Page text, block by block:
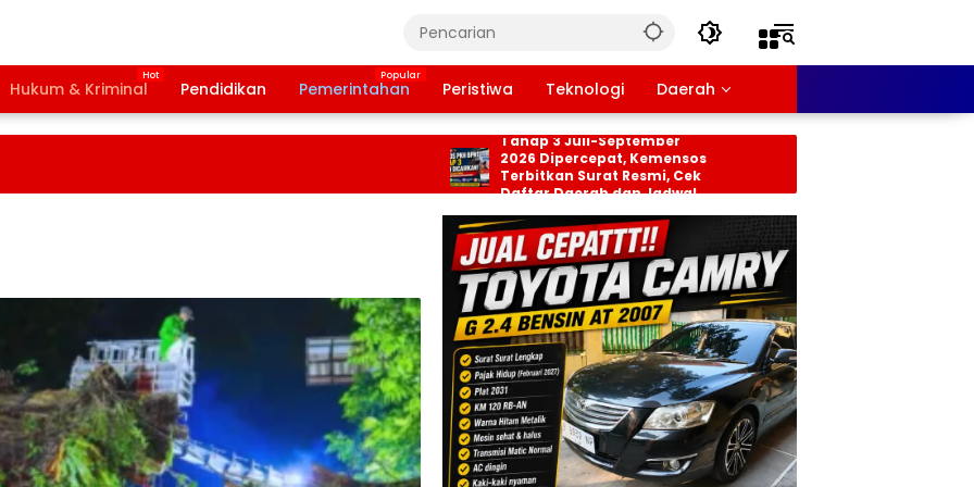
Hukum & Kriminal Pendidikan Pemerintahan Peristiwa Teknologi Daerah
Bansos PKH dan BPNT
Tahap 3 Juli-September
2026 Dipercepat, Kemensos
Terbitkan Surat Resmi, Cek
Daftar Daerah dan Jadwal